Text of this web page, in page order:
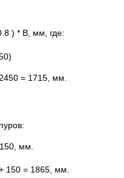
) * В, мм, где:
= 1715, мм.
мм.
150 = 1865, мм.